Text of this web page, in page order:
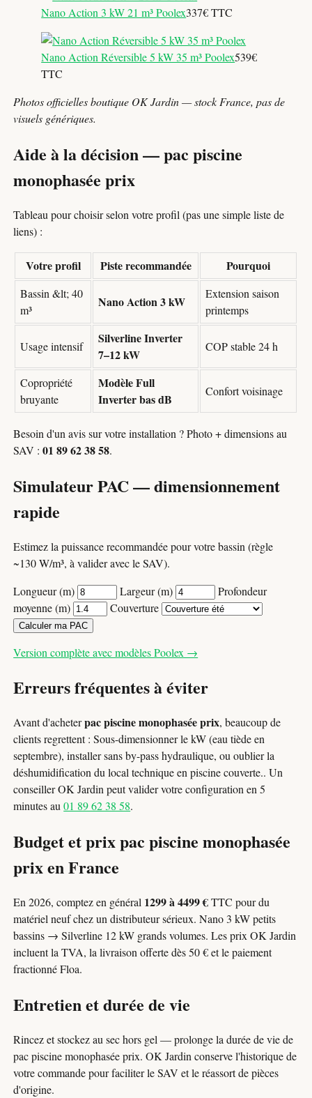
Nano Action 3 kW 21 m³ Poolex337€ TTC
Nano Action Réversible 5 kW 35 m³ Poolex539€
TTC
Photos officielles boutique OK Jardin — stock France, pas de
visuels génériques.
Aide à la décision — pac piscine
monophasée prix
Tableau pour choisir selon votre profil (pas une simple liste de
liens) :
Votre profil Piste recommandée Pourquoi
Bassin &lt; 40
m³
Nano Action 3 kW
Extension saison
printemps
Usage intensif
Silverline Inverter
7–12 kW
COP stable 24 h
Copropriété
bruyante
Modèle Full
Inverter bas dB
Confort voisinage
Besoin d'un avis sur votre installation ? Photo + dimensions au
SAV :01 89 62 38 58.
Simulateur PAC — dimensionnement
rapide
Estimez la puissance recommandée pour votre bassin (règle
~130 W/m³, à valider avec le SAV).
Longueur (m)
Largeur (m)
Profondeur
moyenne (m)
Couverture
Calculer ma PAC
Version complète avec modèles Poolex →
Erreurs fréquentes à éviter
Avant d'acheterpac piscine monophasée prix, beaucoup de
clients regrettent : Sous-dimensionner le kW (eau tiède en
septembre), installer sans by-pass hydraulique, ou oublier la
déshumidification du local technique en piscine couverte.. Un
conseiller OK Jardin peut valider votre configuration en 5
minutes au01 89 62 38 58.
Budget et prix pac piscine monophasée
prix en France
En 2026, comptez en général 1299 à 4499 €TTC pour du
matériel neuf chez un distributeur sérieux. Nano 3 kW petits
bassins → Silverline 12 kW grands volumes. Les prix OK Jardin
incluent la TVA, la livraison offerte dès 50 € et le paiement
fractionné Floa.
Entretien et durée de vie
Rincez et stockez au sec hors gel — prolonge la durée de vie de
pac piscine monophasée prix. OK Jardin conserve l'historique de
votre commande pour faciliter le SAV et le réassort de pièces
d'origine.